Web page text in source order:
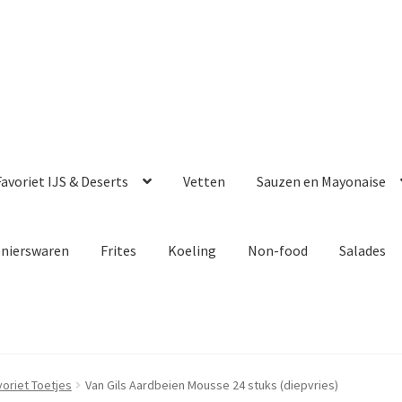
IJS & Deserts Vetten Sauzen en Mayonaise
Frites Koeling Non-food Salades
Toetjes Van Gils Aardbeien Mousse 24 stuks (diepvries)